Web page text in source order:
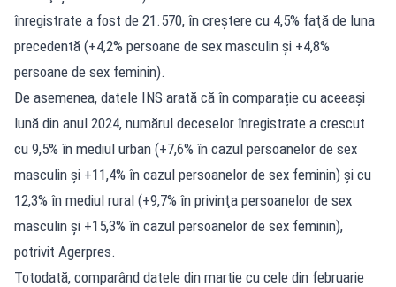
înregistrate a fost de 21.570, în creştere cu 4,5% faţă de luna
precedentă (+4,2% persoane de sex masculin şi +4,8%
persoane de sex feminin).
De asemenea, datele INS arată că în comparație cu aceeaşi
lună din anul 2024, numărul deceselor înregistrate a crescut
cu 9,5% în mediul urban (+7,6% în cazul persoanelor de sex
masculin şi +11,4% în cazul persoanelor de sex feminin) şi cu
12,3% în mediul rural (+9,7% în privinţa persoanelor de sex
masculin şi +15,3% în cazul persoanelor de sex feminin),
potrivit Agerpres.
Totodată, comparând datele din martie cu cele din februarie